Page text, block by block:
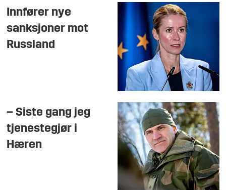
Innfører nye
sanksjoner mot
Russland
– Siste gang jeg
tjenestegjør i
Hæren